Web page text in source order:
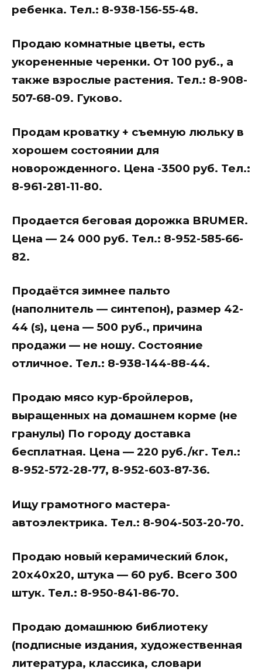
ребенка. Тел.: 8-938-156-55-48.
Продаю комнатные цветы, есть
укорененные черенки. От 100 руб., а
также взрослые растения. Тел.: 8-908-
507-68-09. Гуково.
Продам кроватку + съемную люльку в
хорошем состоянии для
новорожденного. Цена -3500 руб. Тел.:
8-961-281-11-80.
Продается беговая дорожка BRUMER.
Цена — 24 000 руб. Тел.: 8-952-585-66-
82.
Продаётся зимнее пальто
(наполнитель — синтепон), размер 42-
44 (s), цена — 500 руб., причина
продажи — не ношу. Состояние
отличное. Тел.: 8-938-144-88-44.
Продаю мясо кур-бройлеров,
выращенных на домашнем корме (не
гранулы) По городу доставка
бесплатная. Цена — 220 руб./кг. Тел.:
8-952-572-28-77, 8-952-603-87-36.
Ищу грамотного мастера-
автоэлектрика. Тел.: 8-904-503-20-70.
Продаю новый керамический блок,
20х40х20, штука — 60 руб. Всего 300
штук. Тел.: 8-950-841-86-70.
Продаю домашнюю библиотеку
(подписные издания, художественная
литература, классика, словари